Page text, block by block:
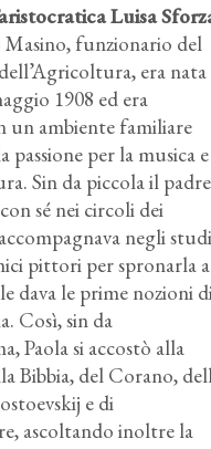
Luisa
Masino, funzionario del
era nata
1908 ed era
un ambiente familiare
passione per la musica e
Sin da piccola il padre
sé nei circoli dei
negli studi
pittori per spronarla a
dava le prime nozioni
Così, sin da
Paola si accostò alla
Bibbia, del Corano,
e di
ascoltando inoltre la